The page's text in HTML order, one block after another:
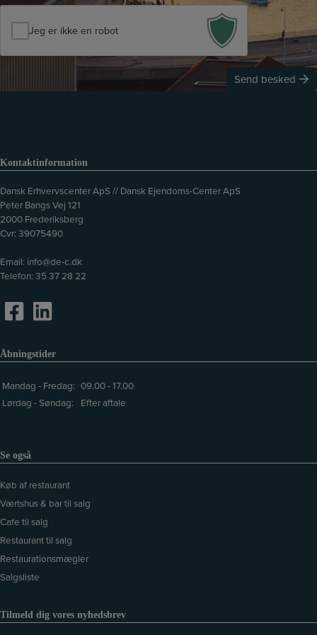
o
d
Jeg er ikke en robot
Send besked
Kontaktinformation
Dansk Erhvervscenter ApS // Dansk Ejendoms-Center ApS
Peter Bangs Vej 121
2000 Frederiksberg
Cvr: 39075490
Email: info@de-c.dk
Telefon: 35 37 28 22
Åbningstider
Mandag - Fredag: 09.00 - 17.00
Lørdag - Søndag:
Efter aftale
Se også
Køb af restaurant
Værtshus & bar til salg
Cafe til salg
Restaurant til salg
Restaurationsmægler
Salgsliste
Tilmeld dig vores nyhedsbrev